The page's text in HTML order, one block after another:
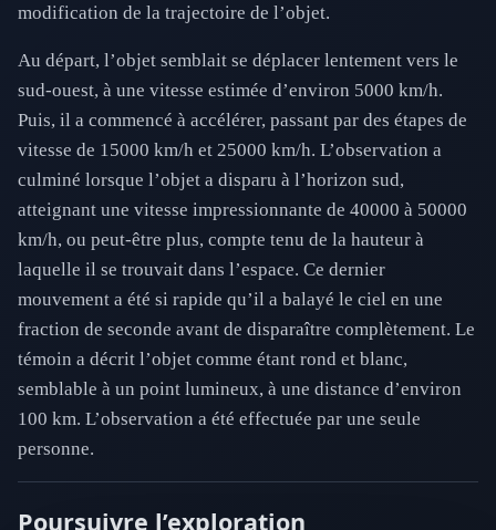
modification de la trajectoire de l’objet.
Au départ, l’objet semblait se déplacer lentement vers le
sud-ouest, à une vitesse estimée d’environ 5000 km/h.
Puis, il a commencé à accélérer, passant par des étapes de
vitesse de 15000 km/h et 25000 km/h. L’observation a
culminé lorsque l’objet a disparu à l’horizon sud,
atteignant une vitesse impressionnante de 40000 à 50000
km/h, ou peut-être plus, compte tenu de la hauteur à
laquelle il se trouvait dans l’espace. Ce dernier
mouvement a été si rapide qu’il a balayé le ciel en une
fraction de seconde avant de disparaître complètement. Le
témoin a décrit l’objet comme étant rond et blanc,
semblable à un point lumineux, à une distance d’environ
100 km. L’observation a été effectuée par une seule
personne.
Poursuivre l’exploration